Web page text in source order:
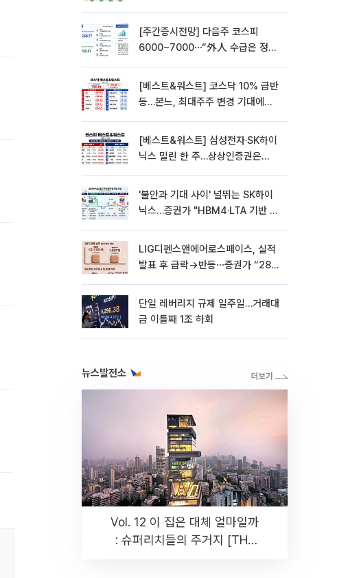
[주간증시전망] 다음주 코스피
6000~7000⋯“外人 수급은 정책
[베스트&워스트] 코스닥 10% 급반
등…본느, 최대주주 변경 기대에
[베스트&워스트] 삼성전자·SK하이
닉스 밀린 한 주…상상인증권은
'불안과 기대 사이' 널뛰는 SK하이
닉스…증권가 "HBM4·LTA 기반 펀
LIG디펜스앤에어로스페이스, 실적
발표 후 급락→반등⋯증권가 “28년
단일 레버리지 규제 일주일…거래대
금 이틀째 1조 하회
뉴스발전소
Vol. 12 이 집은 대체 얼마일까
: 슈퍼리치들의 주거지 [THE